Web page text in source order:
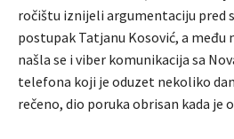
ročištu iznijeli argumentaciju pred
postupak Tatjanu Kosović, a
našla se i viber komunikacija sa
telefona koji je oduzet nekoliko
rečeno, dio poruka obrisan kada je